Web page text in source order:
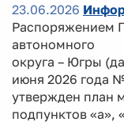
23.06.2026
Распоряжением
автономного
округа – Югры
июня 2026 года
утвержден план
подпунктов «а»,